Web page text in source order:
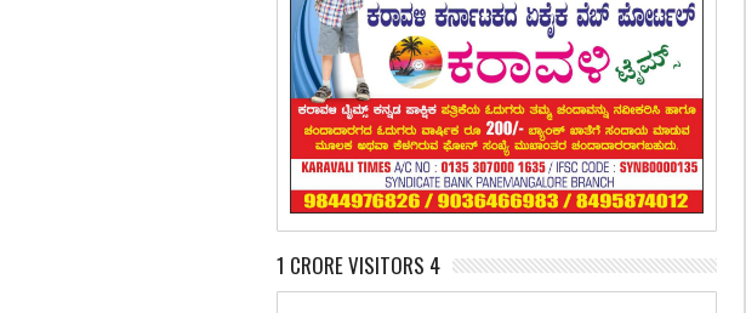
1 CRORE VISITORS 4